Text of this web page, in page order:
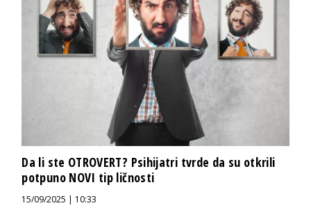
Da li ste OTROVERT? Psihijatri tvrde da su otkrili
potpuno NOVI tip ličnosti
15/09/2025 | 10:33